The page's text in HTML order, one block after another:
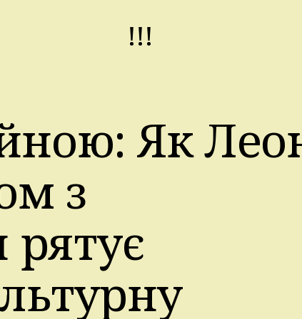
!!!
Як
з